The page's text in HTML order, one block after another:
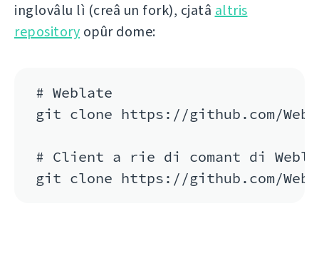
inglovâlu lì (creâ un fork), cjatâ altris
repository opûr dome:
# Weblate
git clone https://github.com/
# Client a rie di comant di
git clone https://github.com/